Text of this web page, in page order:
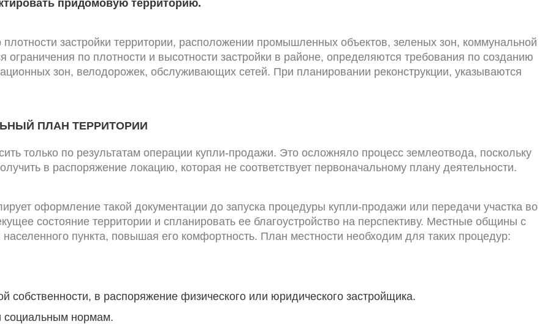
придомовую территорию.
застройки территории, расположении промышленных объектов, зеленых зон, коммунальной
по плотности и высотности застройки в районе, определяются требования по созданию
зон, велодорожек, обслуживающих сетей. При планировании реконструкции, указываются
ПЛАН ТЕРРИТОРИИ
только по результатам операции купли-продажи. Это осложняло процесс землеотвода, поскольку
в распоряжение локацию, которая не соответствует первоначальному плану деятельности.
оформление такой документации до запуска процедуры купли-продажи или передачи участка во
состояние территории и спланировать ее благоустройство на перспективу. Местные общины с
пункта, повышая его комфортность. План местности необходим для таких процедур:
собственности, в распоряжение физического или юридического застройщика.
социальным нормам.